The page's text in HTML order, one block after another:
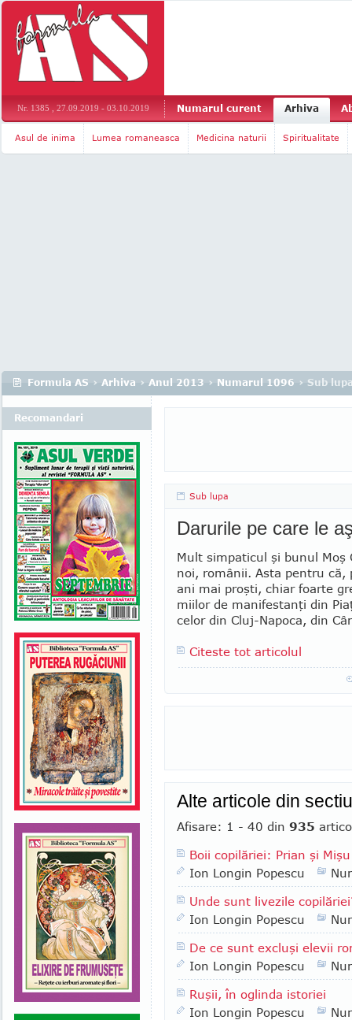
Nr. 1385 , 27.09.2019 - 03.10.2019 Numarul curent Arhiva
Asul de inima Lumea romaneasca Medicina naturii Spiritualitate
Formula AS › Arhiva › Anul 2013 › Numarul 1096 › Sub
Sub lupa
Darurile pe care le
Mult simpaticul şi bunul
noi, românii. Asta pentru că,
ani mai proşti, chiar foarte
miilor de manifestanţi din
celor din Cluj-Napoca, din
Citeste tot articolul
Alte articole din
Afisare: 1 - 40 din 935
Boii copilăriei: Prian şi Mişu
Ion Longin Popescu
Unde sunt livezile
Ion Longin Popescu
De ce sunt excluşi elevii
Ion Longin Popescu
Ruşii, în oglinda istoriei
Ion Longin Popescu
Recomandari